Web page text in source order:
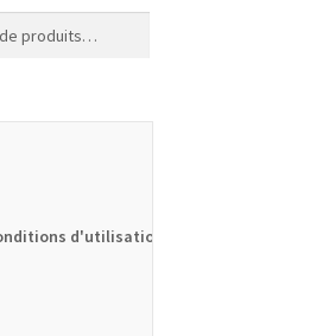
d'utilisation}